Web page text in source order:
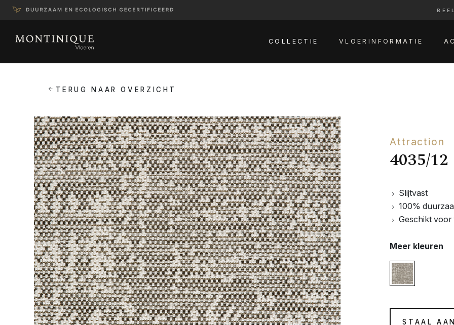
COLLECTIE VLOERINFORMATIE
TERUG NAAR OVERZICHT
Attraction
4035/12
Slijtvast
100%
Geschikt
Meer kleuren
STAAL